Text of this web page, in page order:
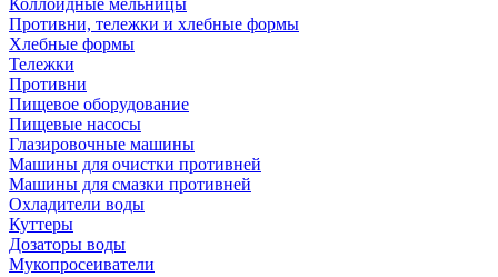
Коллоидные мельницы
Противни, тележки и хлебные формы
Хлебные формы
Тележки
Противни
Пищевое оборудование
Пищевые насосы
Глазировочные машины
Машины для очистки противней
Машины для смазки противней
Охладители воды
Куттеры
Дозаторы воды
Мукопросеиватели